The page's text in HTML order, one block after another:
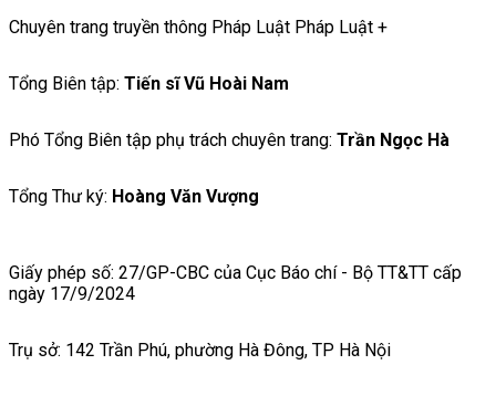
Chuyên trang truyền thông Pháp Luật Pháp Luật +
Tổng Biên tập: Tiến sĩ Vũ Hoài Nam
Phó Tổng Biên tập phụ trách chuyên trang: Trần Ngọc Hà
Tổng Thư ký: Hoàng Văn Vượng
Giấy phép số: 27/GP-CBC của Cục Báo chí - Bộ TT&TT cấp
ngày 17/9/2024
Trụ sở: 142 Trần Phú, phường Hà Đông, TP Hà Nội